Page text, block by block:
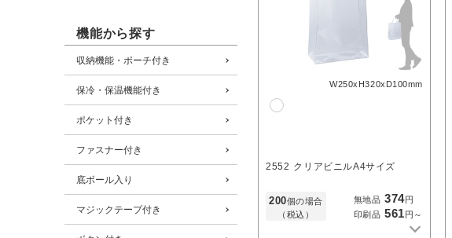
機能から探す
収納機能・ポーチ付き
保冷・保温機能付き
ポケット付き
ファスナー付き
底ボール入り
マジックテープ付き
W250xH320xD100mm
2552 クリアビニルA4サイズ
200個の場合
（税込）
無地品 374円
印刷品 561 円～